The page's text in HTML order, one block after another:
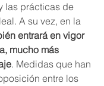
las prácticas de
A su vez, en la
entrará en vigor
mucho más
. Medidas que han
entre los